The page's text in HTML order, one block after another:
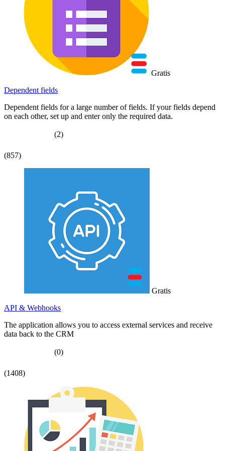
Gratis
Dependent fields
Dependent fields for a large number of fields. If your fields depend
on each other, set up and enter only the required data.
(2)
(857)
Gratis
API & Webhooks
The application allows you to access external services and receive
data back to the CRM
(0)
(1408)